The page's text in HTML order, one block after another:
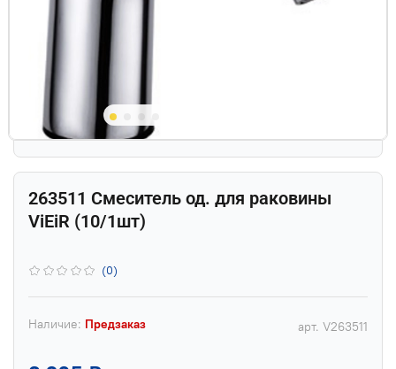
(0)
арт. V263511
Наличие: Предзаказ
263511 Смеситель од. для раковины
ViEiR (10/1шт)